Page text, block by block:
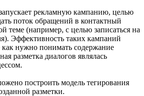
рекламную кампанию, целью
поток обращений в контактный
теме (например, с целью записаться на
Эффективность таких кампаний
как нужно понимать содержание
разметка диалогов являлась
построить модель тегирования
разметки.